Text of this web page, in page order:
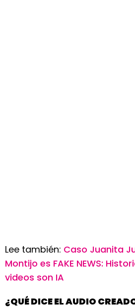
Lee también: Caso Juanita
Montijo es FAKE NEWS:
videos son IA
¿QUÉ DICE EL AUDIO